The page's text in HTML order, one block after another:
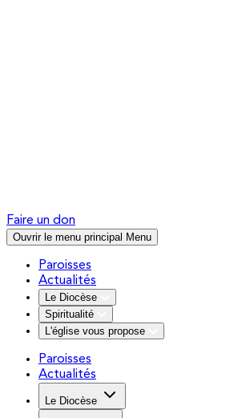
Faire un don
Ouvrir le menu principal Menu
Paroisses
Actualités
Le Diocèse
Spiritualité
L'église vous propose
Paroisses
Actualités
Le Diocèse